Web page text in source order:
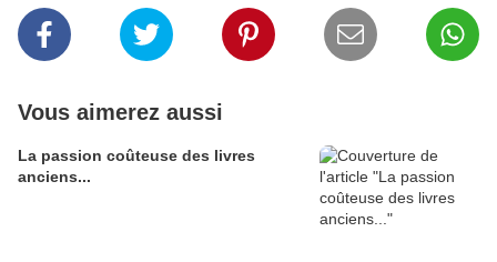
Vous aimerez aussi
La passion coûteuse des livres
anciens...